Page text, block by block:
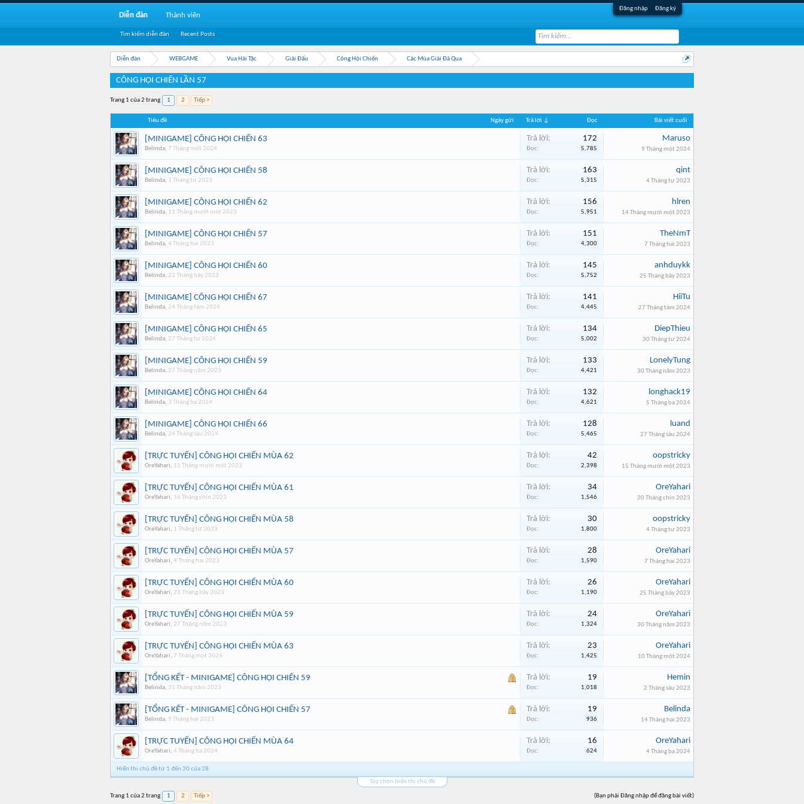
Đăng nhập Đăng ký
Diễn đàn WEBGAME Vua Hải Tặc Giải Đấu Công Hội Chiến Các Mùa Giải Đã Qua
CÔNG HỘI CHIẾN LẦN 57
Trang 1 của 2 trang 1 2 Tiếp >
Tiêu đề Ngày gửi Trả lời ↓ Đọc Bài viết cuối
[MINIGAME] CÔNG HỘI CHIẾN 63
Belinda, 7 Tháng một 2024
Trả lời: 172
Đọc: 5,785
Maruso
9 Tháng một 2024
[MINIGAME] CÔNG HỘI CHIẾN 58
Belinda, 1 Tháng tư 2023
Trả lời: 163
Đọc: 5,315
qint
4 Tháng tư 2023
[MINIGAME] CÔNG HỘI CHIẾN 62
Belinda, 11 Tháng mười một 2023
Trả lời: 156
Đọc: 5,951
hlren
14 Tháng mười một 2023
[MINIGAME] CÔNG HỘI CHIẾN 57
Belinda, 4 Tháng hai 2023
Trả lời: 151
Đọc: 4,300
TheNmT
7 Tháng hai 2023
[MINIGAME] CÔNG HỘI CHIẾN 60
Belinda, 22 Tháng bảy 2023
Trả lời: 145
Đọc: 5,752
anhduykk
25 Tháng bảy 2023
[MINIGAME] CÔNG HỘI CHIẾN 67
Belinda, 24 Tháng tám 2024
Trả lời: 141
Đọc: 4,445
HiiTu
27 Tháng tám 2024
[MINIGAME] CÔNG HỘI CHIẾN 65
Belinda, 27 Tháng tư 2024
Trả lời: 134
Đọc: 5,002
DiepThieu
30 Tháng tư 2024
[MINIGAME] CÔNG HỘI CHIẾN 59
Belinda, 27 Tháng năm 2023
Trả lời: 133
Đọc: 4,421
LonelyTung
30 Tháng năm 2023
[MINIGAME] CÔNG HỘI CHIẾN 64
Belinda, 3 Tháng ba 2024
Trả lời: 132
Đọc: 4,621
longhack19
5 Tháng ba 2024
[MINIGAME] CÔNG HỘI CHIẾN 66
Belinda, 24 Tháng sáu 2024
Trả lời: 128
Đọc: 5,465
luand
27 Tháng sáu 2024
[TRỰC TUYẾN] CÔNG HỘI CHIẾN MÙA 62
OreYahari, 11 Tháng mười một 2023
Trả lời: 42
Đọc: 2,398
oopstricky
15 Tháng mười một 2023
[TRỰC TUYẾN] CÔNG HỘI CHIẾN MÙA 61
OreYahari, 16 Tháng chín 2023
Trả lời: 34
Đọc: 1,546
OreYahari
20 Tháng chín 2023
[TRỰC TUYẾN] CÔNG HỘI CHIẾN MÙA 58
OreYahari, 1 Tháng tư 2023
Trả lời: 30
Đọc: 1,800
oopstricky
4 Tháng tư 2023
[TRỰC TUYẾN] CÔNG HỘI CHIẾN MÙA 57
OreYahari, 4 Tháng hai 2023
Trả lời: 28
Đọc: 1,590
OreYahari
7 Tháng hai 2023
[TRỰC TUYẾN] CÔNG HỘI CHIẾN MÙA 60
OreYahari, 23 Tháng bảy 2023
Trả lời: 26
Đọc: 1,190
OreYahari
25 Tháng bảy 2023
[TRỰC TUYẾN] CÔNG HỘI CHIẾN MÙA 59
OreYahari, 27 Tháng năm 2023
Trả lời: 24
Đọc: 1,324
OreYahari
30 Tháng năm 2023
[TRỰC TUYẾN] CÔNG HỘI CHIẾN MÙA 63
OreYahari, 7 Tháng một 2024
Trả lời: 23
Đọc: 1,425
OreYahari
10 Tháng một 2024
[TỔNG KẾT - MINIGAME] CÔNG HỘI CHIẾN 59
Belinda, 31 Tháng năm 2023
Trả lời: 19
Đọc: 1,018
Hemin
2 Tháng sáu 2023
[TỔNG KẾT - MINIGAME] CÔNG HỘI CHIẾN 57
Belinda, 9 Tháng hai 2023
Trả lời: 19
Đọc: 936
Belinda
14 Tháng hai 2023
[TRỰC TUYẾN] CÔNG HỘI CHIẾN MÙA 64
OreYahari, 4 Tháng ba 2024
Trả lời: 16
Đọc: 624
OreYahari
4 Tháng ba 2024
Hiển thị chủ đề từ 1 đến 20 của 28
Tùy chọn hiển thị chủ đề
(Bạn phải Đăng nhập để đăng bài viết)
Trang 1 của 2 trang 1 2 Tiếp >
Diễn đàn
Tìm kiếm diễn đàn Recent Posts
Thành viên